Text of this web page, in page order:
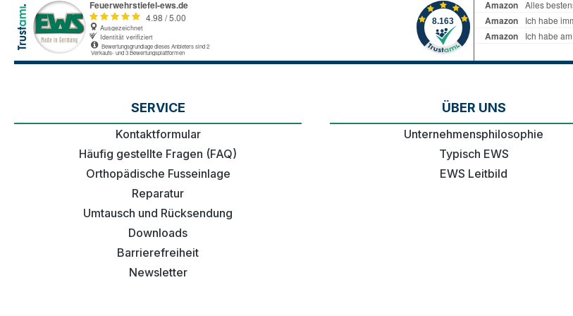
SERVICE
Kontaktformular
Häufig gestellte Fragen (FAQ)
Orthopädische Fusseinlage
Reparatur
Umtausch und Rücksendung
Downloads
Barrierefreiheit
Newsletter
ÜBER UNS
Unternehmensphilosophie
Typisch EWS
EWS Leitbild